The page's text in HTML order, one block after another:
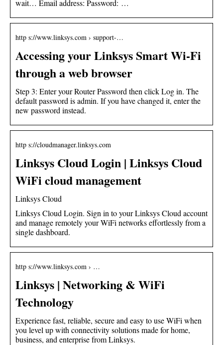
wait… Email address: Password: …
http s://www.linksys.com › support-…
Accessing your Linksys Smart Wi-Fi
through a web browser
Step 3: Enter your Router Password then click Log in. The
default password is admin. If you have changed it, enter the
new password instead.
http s://cloudmanager.linksys.com
Linksys Cloud Login | Linksys Cloud
WiFi cloud management
Linksys Cloud
Linksys Cloud Login. Sign in to your Linksys Cloud account
and manage remotely your WiFi networks effortlessly from a
single dashboard.
http s://www.linksys.com › …
Linksys | Networking & WiFi
Technology
Experience fast, reliable, secure and easy to use WiFi when
you level up with connectivity solutions made for home,
business, and enterprise from Linksys.